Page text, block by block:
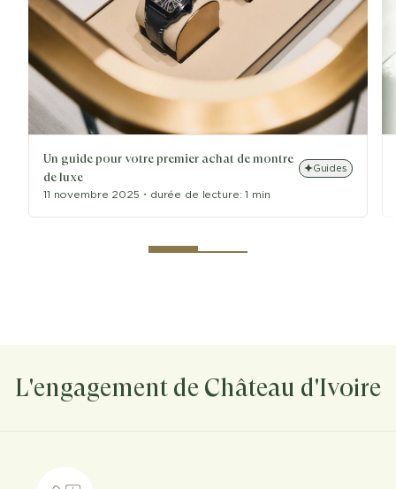
Un guide pour votre premier achat de montre
de luxe
Guides
11 novembre 2025 ・ durée de lecture:1 min
L'engagement de Château d'Ivoire